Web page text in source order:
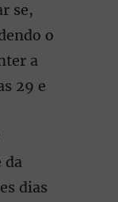
se,
o
a
29 e
da
dias